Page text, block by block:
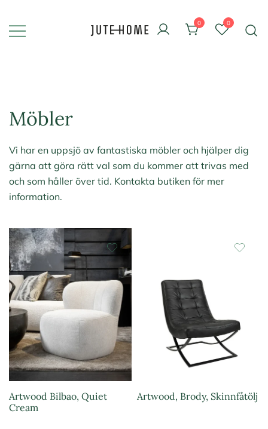
content
0 0
Möbler
Vi har en uppsjö av fantastiska möbler och hjälper dig
gärna att göra rätt val som du kommer att trivas med
och som håller över tid. Kontakta butiken för mer
information.
Artwood Bilbao, Quiet
Cream
Artwood, Brody, Skinnfåtölj